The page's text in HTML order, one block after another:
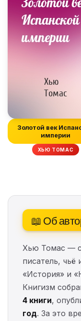
Золотой век
империи
ХЬЮ ТОМАС
📖 Об
Хью Томас —
писатель, чьё
«История» и
Книгизм
4 книги,
год. За это